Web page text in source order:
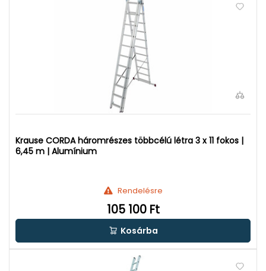
Krause CORDA háromrészes többcélú létra 3 x 11 fokos |
6,45 m | Alumínium
Rendelésre
105 100 Ft
Kosárba